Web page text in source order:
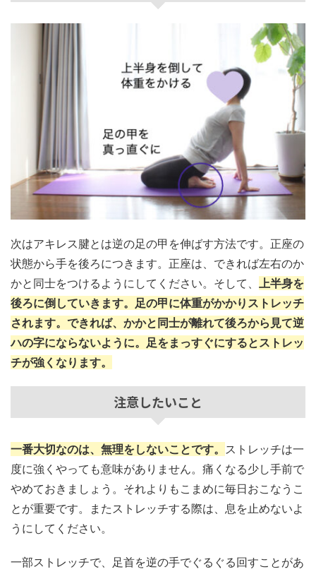
次はアキレス腱とは逆の足の甲を伸ばす方法です。正座の
状態から手を後ろにつきます。正座は、できれば左右のか
かと同士をつけるようにしてください。そして、 上半身を
後ろに倒していきます。足の甲に体重がかかりストレッチ
されます。できれば、かかと同士が離れて後ろから見て逆
ハの字にならないように。足をまっすぐにするとストレッ
チが強くなります。
注意したいこと
一番大切なのは、無理をしないことです。 ストレッチは一
度に強くやっても意味がありません。痛くなる少し手前で
やめておきましょう。それよりもこまめに毎日おこなうこ
とが重要です。またストレッチする際は、息を止めないよ
うにしてください。
一部ストレッチで、足首を逆の手でぐるぐる回すことがあ